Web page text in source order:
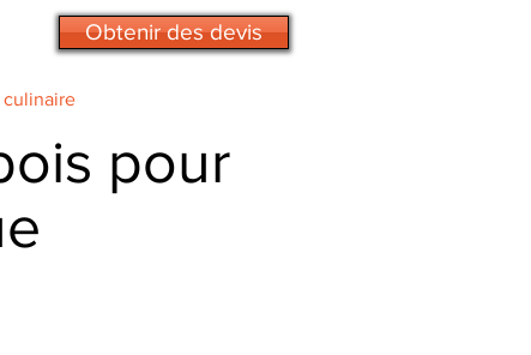
Obtenir des devis
culinaire
pour